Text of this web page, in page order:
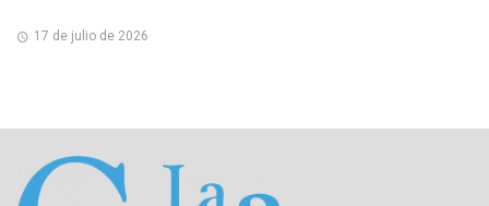
17 de julio de 2026